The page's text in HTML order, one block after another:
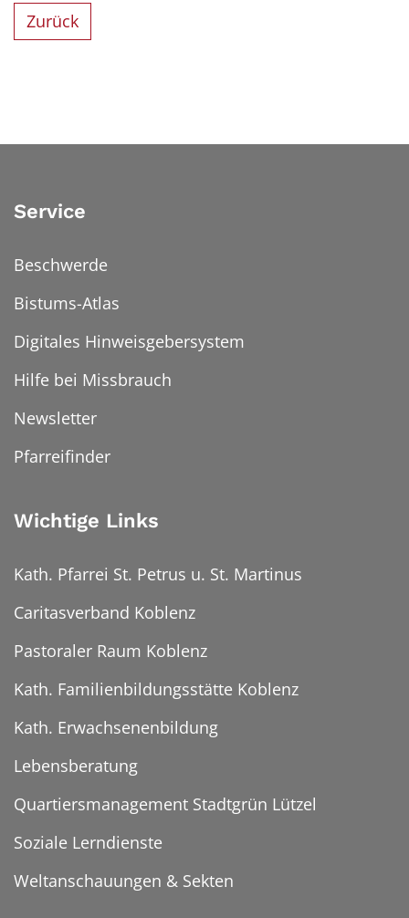
Zurück
Service
Beschwerde
Bistums-Atlas
Digitales Hinweisgebersystem
Hilfe bei Missbrauch
Newsletter
Pfarreifinder
Wichtige Links
Kath. Pfarrei St. Petrus u. St. Martinus
Caritasverband Koblenz
Pastoraler Raum Koblenz
Kath. Familienbildungsstätte Koblenz
Kath. Erwachsenenbildung
Lebensberatung
Quartiersmanagement Stadtgrün Lützel
Soziale Lerndienste
Weltanschauungen & Sekten